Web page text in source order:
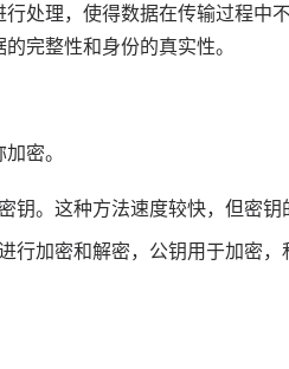
处理，使得数据在传输过程中
完整性和身份的真实性。
密。
钥。这种方法速度较快，但密钥
行加密和解密，公钥用于加密